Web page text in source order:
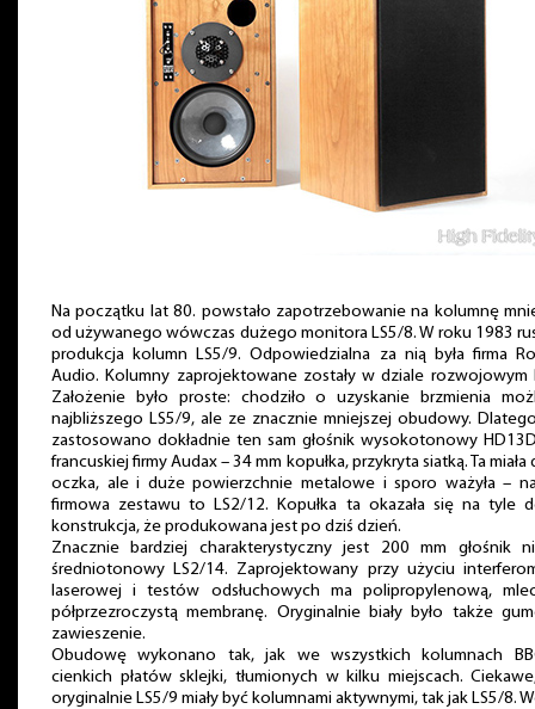
Na początku lat 80. powstało zapotrzebowanie na kolumnę
od używanego wówczas dużego monitora LS5/8. W roku 1983
produkcja kolumn LS5/9. Odpowiedzialna za nią była firma
Audio. Kolumny zaprojektowane zostały w dziale rozwojowym
Założenie było proste: chodziło o uzyskanie brzmienia
najbliższego LS5/9, ale ze znacznie mniejszej obudowy.
zastosowano dokładnie ten sam głośnik wysokotonowy
francuskiej firmy Audax – 34 mm kopułka, przykryta siatką. Ta miała
oczka, ale i duże powierzchnie metalowe i sporo ważyła –
firmowa zestawu to LS2/12. Kopułka ta okazała się na tyle
konstrukcja, że produkowana jest po dziś dzień.
Znacznie bardziej charakterystyczny jest 200 mm głośnik
średniotonowy LS2/14. Zaprojektowany przy użyciu
laserowej i testów odsłuchowych ma polipropylenową,
półprzezroczystą membranę. Oryginalnie biały było także
zawieszenie.
Obudowę wykonano tak, jak we wszystkich kolumnach
cienkich płatów sklejki, tłumionych w kilku miejscach.
oryginalnie LS5/9 miały być kolumnami aktywnymi, tak jak LS5/8.